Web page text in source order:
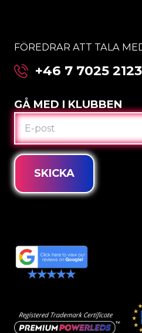
FÖREDRAR ATT TALA
+46 7 7025 2123
GÅ MED I KLUBBEN
E-
POST
SKICKA